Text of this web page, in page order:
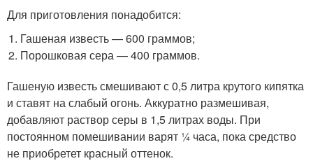
Для приготовления понадобится:
Гашеная известь — 600 граммов;
Порошковая сера — 400 граммов.
Гашеную известь смешивают с 0,5 литра крутого кипятка
и ставят на слабый огонь. Аккуратно размешивая,
добавляют раствор серы в 1,5 литрах воды. При
постоянном помешивании варят ¼ часа, пока средство
не приобретет красный оттенок.